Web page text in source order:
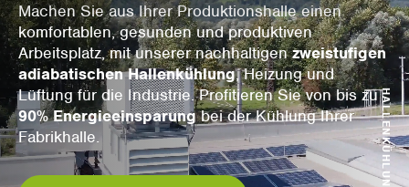
PreCooll: Adiabate Vorkühlung
Nachhaltigkeit für Ihre Kälteanlage mit
adiabater Vorkühlung.
Druckindustrie
Vertriebszentrum
Lebensmittelindustrie
Kunststoffindustrie
Supermärkte
Über Oxycom
Italiano
Nederlands
Machen Sie aus Ihrer Produktionshalle einen
komfortablen, gesunden und produktiven
Arbeitsplatz, mit unserer nachhaltigenzweistufigen
adiabatischen Hallenkühlung, Heizung und
Lüftung für die Industrie. Profitieren Sie von bis zu
90% Energieeinsparungbei der Kühlung Ihrer
Fabrikhalle.
HALLENKÜHLUNG